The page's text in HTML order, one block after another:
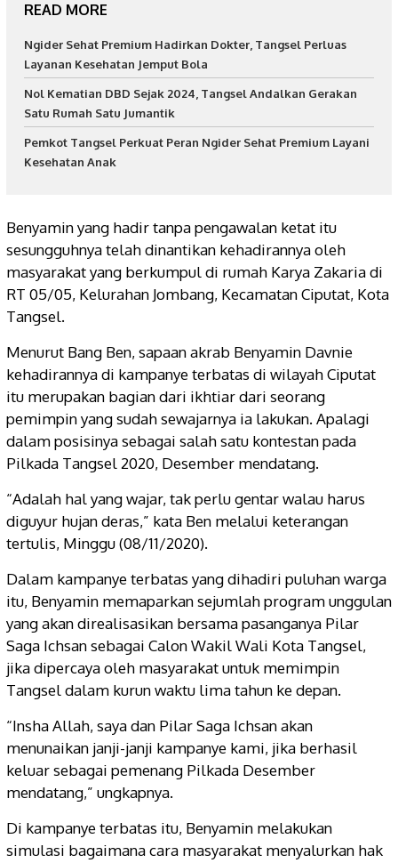
READ MORE
Ngider Sehat Premium Hadirkan Dokter, Tangsel Perluas
Layanan Kesehatan Jemput Bola
Nol Kematian DBD Sejak 2024, Tangsel Andalkan Gerakan
Satu Rumah Satu Jumantik
Pemkot Tangsel Perkuat Peran Ngider Sehat Premium Layani
Kesehatan Anak
Benyamin yang hadir tanpa pengawalan ketat itu
sesungguhnya telah dinantikan kehadirannya oleh
masyarakat yang berkumpul di rumah Karya Zakaria di
RT 05/05, Kelurahan Jombang, Kecamatan Ciputat, Kota
Tangsel.
Menurut Bang Ben, sapaan akrab Benyamin Davnie
kehadirannya di kampanye terbatas di wilayah Ciputat
itu merupakan bagian dari ikhtiar dari seorang
pemimpin yang sudah sewajarnya ia lakukan. Apalagi
dalam posisinya sebagai salah satu kontestan pada
Pilkada Tangsel 2020, Desember mendatang.
“Adalah hal yang wajar, tak perlu gentar walau harus
diguyur hujan deras,” kata Ben melalui keterangan
tertulis, Minggu (08/11/2020).
Dalam kampanye terbatas yang dihadiri puluhan warga
itu, Benyamin memaparkan sejumlah program unggulan
yang akan direalisasikan bersama pasanganya Pilar
Saga Ichsan sebagai Calon Wakil Wali Kota Tangsel,
jika dipercaya oleh masyarakat untuk memimpin
Tangsel dalam kurun waktu lima tahun ke depan.
“Insha Allah, saya dan Pilar Saga Ichsan akan
menunaikan janji-janji kampanye kami, jika berhasil
keluar sebagai pemenang Pilkada Desember
mendatang,” ungkapnya.
Di kampanye terbatas itu, Benyamin melakukan
simulasi bagaimana cara masyarakat menyalurkan hak